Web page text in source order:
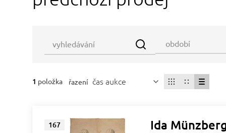
1 položka řazení čas aukce
167 Ida